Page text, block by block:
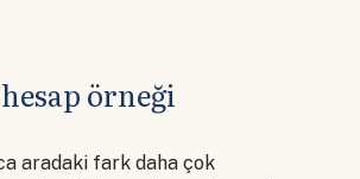
örneği
aradaki fark daha çok